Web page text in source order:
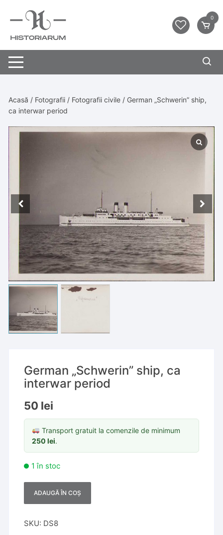
0
Acasă / Fotografii / Fotografii civile / German „Schwerin” ship,
ca interwar period
German „Schwerin” ship, ca
interwar period
50 lei
Transport gratuit la comenzile de minimum
250lei.
1 în stoc
ADAUGĂ ÎN COȘ
t
SKU: DS8